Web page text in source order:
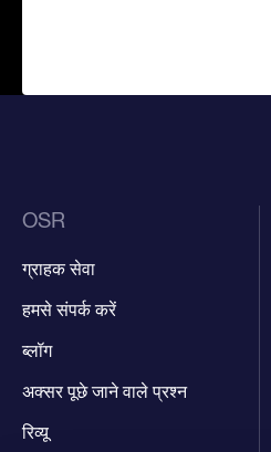
OSR
ग्राहक सेवा
हमसे संपर्क करें
ब्लॉग
अक्सर पूछे जाने वाले प्रश्न
रिव्यू